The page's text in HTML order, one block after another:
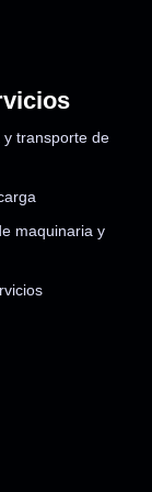
y transporte de
maquinaria y